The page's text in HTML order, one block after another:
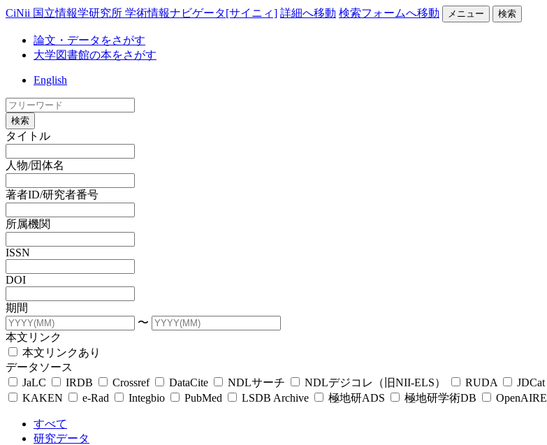
CiNii 国立情報学研究所 学術情報ナビゲータ[サイニィ] 詳細へ移動 検索フォームへ移動 メニュー 検索
論文・データをさがす
大学図書館の本をさがす
English
検索
タイトル
人物/団体名
著者ID/研究者番号
所属機関
ISSN
DOI
期間
〜
本文リンク
本文リンクあり
データソース
JaLC
IRDB Crossref DataCite NDLサーチ NDLデジコレ（旧NII-ELS） RUDA JDCat
KAKEN
e-Rad Integbio PubMed LSDB Archive 極地研ADS 極地研学術DB OpenAIRE
すべて
研究データ